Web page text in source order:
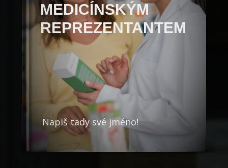
MEDICÍNSKÝM
REPREZENTANTEM
Napiš tady své jméno!